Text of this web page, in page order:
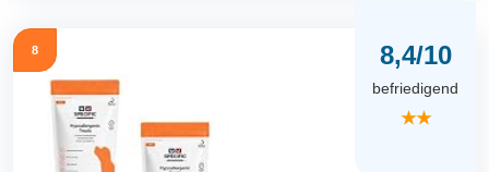
8 8,4/10
befriedigend
★★